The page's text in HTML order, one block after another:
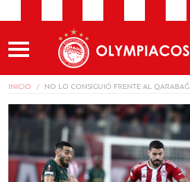
INICIO NO LO CONSIGUIÓ FRENTE AL QARABAĞ